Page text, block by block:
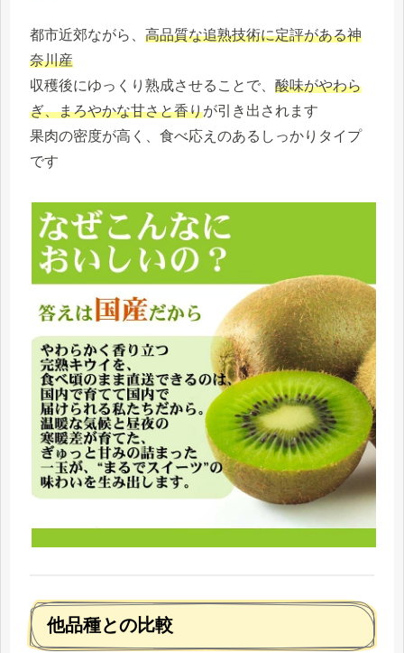
都市近郊ながら、 高品質な追熟技術に定評がある神
奈川産
収穫後にゆっくり熟成させることで、 酸味がやわら
ぎ、まろやかな甘さと香りが引き出されます
果肉の密度が高く、食べ応えのあるしっかりタイプ
です
他品種との比較